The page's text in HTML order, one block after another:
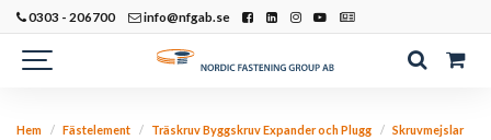
0303 - 206700 info@nfgab.se
Hem Fästelement Träskruv Byggskruv Expander och Plugg
Skruvmejslar